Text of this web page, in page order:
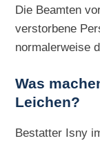
Die Beamten
verstorbene
normalerweise
Was
Leichen?
Bestatter Isny